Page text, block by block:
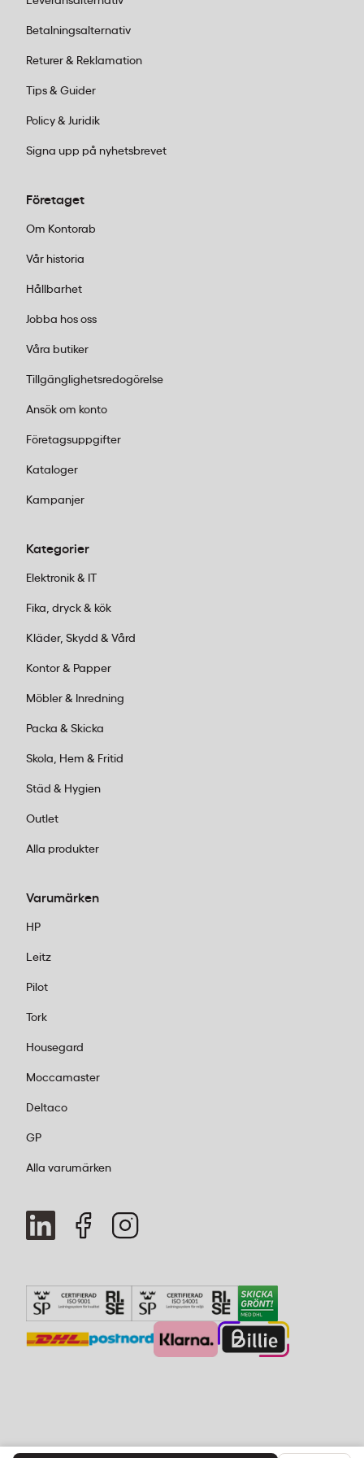
GBC Lamineringsficka A3 125 mic är kompatibel med
maskin har rätt temperaturinställning för den valda
tjockleken.
Betalningsalternativ
Returer & Reklamation
Tips & Guider
Policy & Juridik
Signa upp på nyhetsbrevet
Företaget
Om Kontorab
Vår historia
Hållbarhet
Jobba hos oss
Våra butiker
Tillgänglighetsredogörelse
Ansök om konto
Företagsuppgifter
Kataloger
Kampanjer
Kategorier
Elektronik & IT
Fika, dryck & kök
Kläder, Skydd & Vård
Kontor & Papper
Möbler & Inredning
Packa & Skicka
Skola, Hem & Fritid
Städ & Hygien
Outlet
Alla produkter
Varumärken
HP
Leitz
Pilot
Tork
Housegard
Moccamaster
Deltaco
GP
Alla varumärken